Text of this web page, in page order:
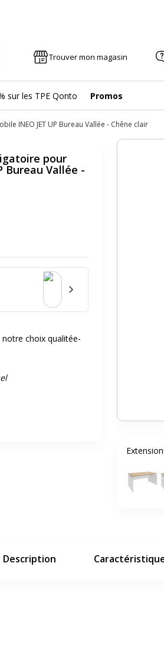
Rechercher Trouver mon magasin
sur les TPE Qonto Promos
INEO JET UP Bureau Vallée - Chêne clair
pour
Bureau Vallée -
notre choix qualitée-
Description